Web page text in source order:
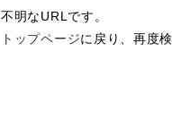
不明なURLです。
トップページに戻り、再度